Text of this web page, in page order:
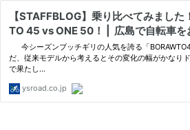
【STAFFBLOG】乗り比べてみました
TO 45 vs ONE 50！ | 広島で自転車を
らY's Road フジグラン広島店
今シーズンブッチギリの人気を誇る「
だ、従来モデルから考えるとその変化の幅がかなり
で果たし…
ysroad.co.jp